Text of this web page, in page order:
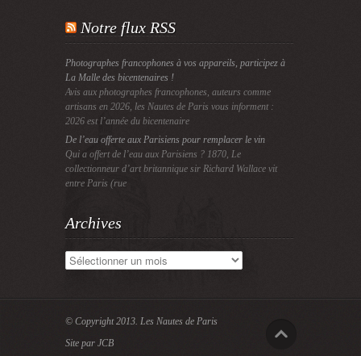
Notre flux RSS
Photographes francophones à vos appareils, participez à
La Malle des bicentenaires !
Avis aux photographes francophones, auteurs comme
artisans en 2026, les Nautes de Paris vous informent :
2026 est l’année du bicentenaire
De l’eau offerte aux Parisiens pour remplacer le vin
Qui a offert de l’eau aux Parisiens ? 1870, Le
collectionneur d’art britannique sir Richard Wallace vit
entre Paris (rue
Archives
Archives
© Copyright 2013. Les Nautes de Paris
Site par JCB